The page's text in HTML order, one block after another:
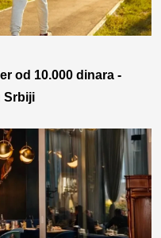
od 10.000 dinara -
Srbiji